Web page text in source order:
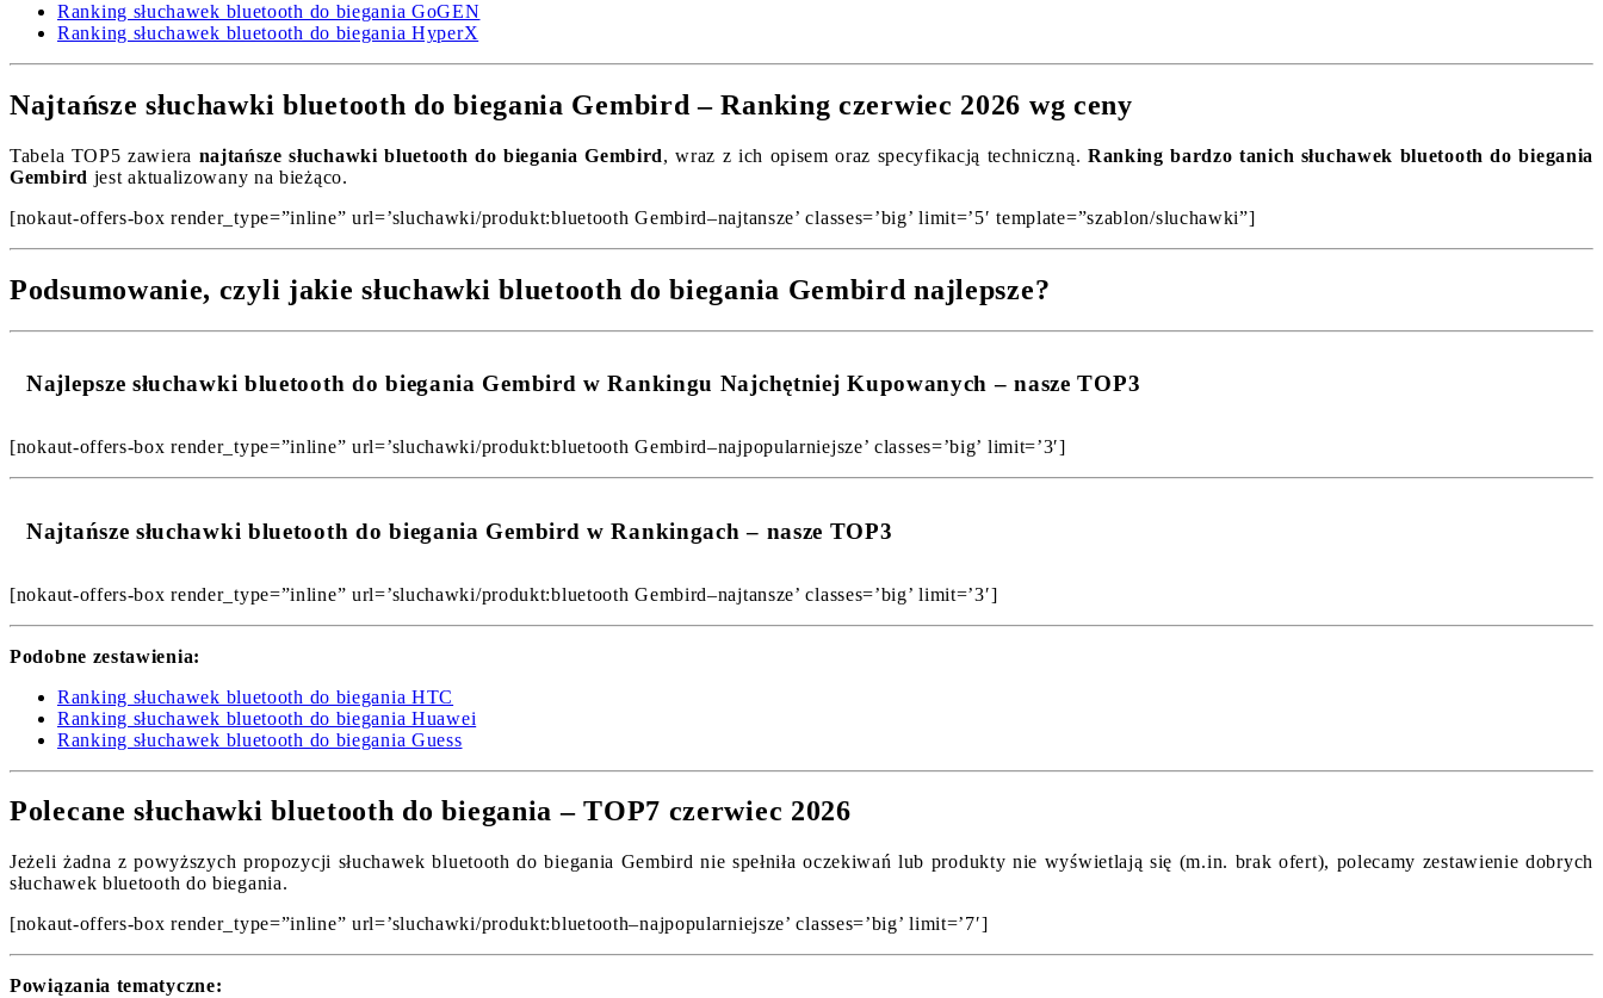
Ranking słuchawek bluetooth do biegania GoGEN
Ranking słuchawek bluetooth do biegania HyperX
Najtańsze słuchawki bluetooth do biegania Gembird – Ranking czerwiec 2026 wg ceny
Tabela TOP5 zawiera najtańsze słuchawki bluetooth do biegania Gembird, wraz z ich opisem oraz specyfikacją techniczną. Ranking bardzo tanich słuchawek bluetooth do biegania
Gembird jest aktualizowany na bieżąco.
[nokaut-offers-box render_type=”inline” url=’sluchawki/produkt:bluetooth Gembird–najtansze’ classes=’big’ limit=’5′ template=”szablon/sluchawki”]
Podsumowanie, czyli jakie słuchawki bluetooth do biegania Gembird najlepsze?
Najlepsze słuchawki bluetooth do biegania Gembird w Rankingu Najchętniej Kupowanych – nasze TOP3
[nokaut-offers-box render_type=”inline” url=’sluchawki/produkt:bluetooth Gembird–najpopularniejsze’ classes=’big’ limit=’3′]
Najtańsze słuchawki bluetooth do biegania Gembird w Rankingach – nasze TOP3
[nokaut-offers-box render_type=”inline” url=’sluchawki/produkt:bluetooth Gembird–najtansze’ classes=’big’ limit=’3′]
Podobne zestawienia:
Ranking słuchawek bluetooth do biegania HTC
Ranking słuchawek bluetooth do biegania Huawei
Ranking słuchawek bluetooth do biegania Guess
Polecane słuchawki bluetooth do biegania – TOP7 czerwiec 2026
Jeżeli żadna z powyższych propozycji słuchawek bluetooth do biegania Gembird nie spełniła oczekiwań lub produkty nie wyświetlają się (m.in. brak ofert), polecamy zestawienie dobrych
słuchawek bluetooth do biegania.
[nokaut-offers-box render_type=”inline” url=’sluchawki/produkt:bluetooth–najpopularniejsze’ classes=’big’ limit=’7′]
Powiązania tematyczne: